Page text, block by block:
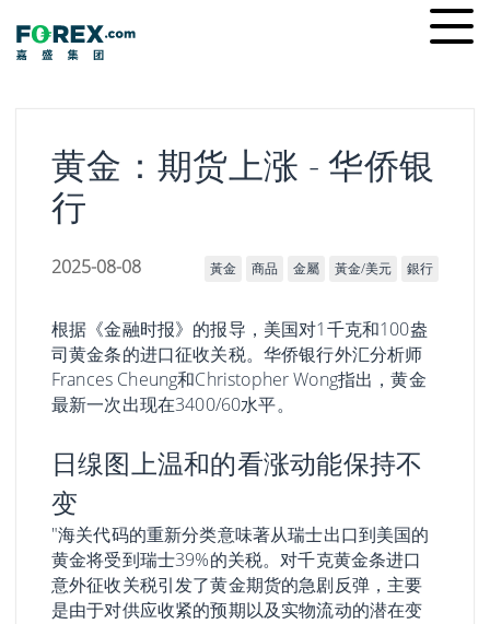
content
黄金：期货上涨 - 华侨银
行
2025-08-08 黃金 商品 金屬 黃金/美元 銀行
根据《金融时报》的报导，美国对1千克和100盎
司黄金条的进口征收关税。华侨银行外汇分析师
Frances Cheung和Christopher Wong指出，黄金
最新一次出现在3400/60水平。
日缐图上温和的看涨动能保持不
变
"海关代码的重新分类意味著从瑞士出口到美国的
黄金将受到瑞士39%的关税。对千克黄金条进口
意外征收关税引发了黄金期货的急剧反弹，主要
是由于对供应收紧的预期以及实物流动的潜在变